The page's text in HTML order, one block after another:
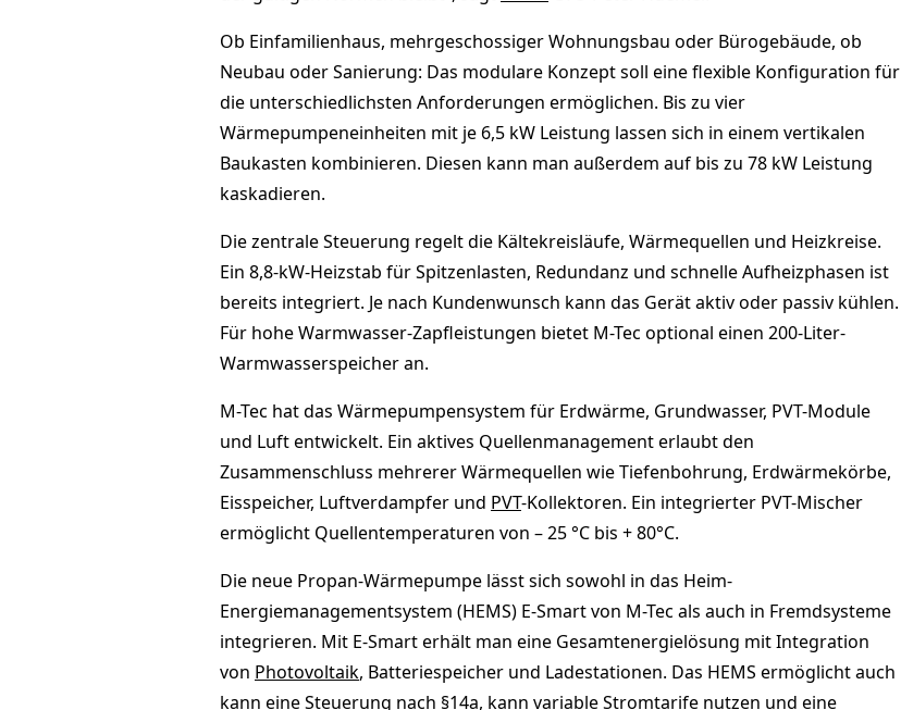
Ob Einfamilienhaus, mehrgeschossiger Wohnungsbau oder Bürogebäude, ob
Neubau oder Sanierung: Das modulare Konzept soll eine flexible Konfiguration für
die unterschiedlichsten Anforderungen ermöglichen. Bis zu vier
Wärmepumpeneinheiten mit je 6,5 kW Leistung lassen sich in einem vertikalen
Baukasten kombinieren. Diesen kann man außerdem auf bis zu 78 kW Leistung
kaskadieren.
Die zentrale Steuerung regelt die Kältekreisläufe, Wärmequellen und Heizkreise.
Ein 8,8-kW-Heizstab für Spitzenlasten, Redundanz und schnelle Aufheizphasen ist
bereits integriert. Je nach Kundenwunsch kann das Gerät aktiv oder passiv kühlen.
Für hohe Warmwasser-Zapfleistungen bietet M-Tec optional einen 200-Liter-
Warmwasserspeicher an.
M-Tec hat das Wärmepumpensystem für Erdwärme, Grundwasser, PVT-Module
und Luft entwickelt. Ein aktives Quellenmanagement erlaubt den
Zusammenschluss mehrerer Wärmequellen wie Tiefenbohrung, Erdwärmekörbe,
Eisspeicher, Luftverdampfer und PVT-Kollektoren. Ein integrierter PVT-Mischer
ermöglicht Quellentemperaturen von – 25 °C bis + 80°C.
Die neue Propan-Wärmepumpe lässt sich sowohl in das Heim-
Energiemanagementsystem (HEMS) E-Smart von M-Tec als auch in Fremdsysteme
integrieren. Mit E-Smart erhält man eine Gesamtenergielösung mit Integration
von Photovoltaik, Batteriespeicher und Ladestationen. Das HEMS ermöglicht auch
kann eine Steuerung nach §14a, kann variable Stromtarife nutzen und eine